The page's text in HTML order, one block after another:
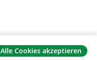
Alle Cookies akzeptieren